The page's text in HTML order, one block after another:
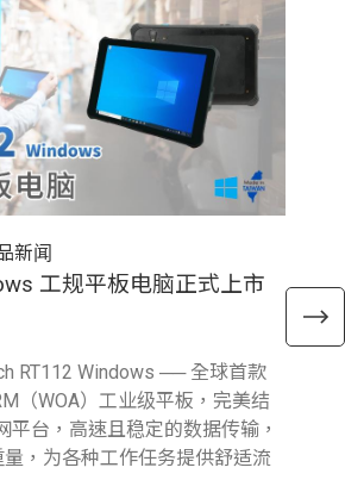
新闻
工规平板电脑正式上市
RT112 Windows ── 全球首款
（WOA）工业级平板，完美结
平台，高速且稳定的数据传输，
，为各种工作任务提供舒适流